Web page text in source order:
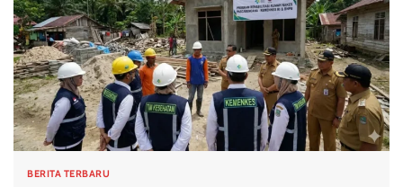
BERITA TERBARU